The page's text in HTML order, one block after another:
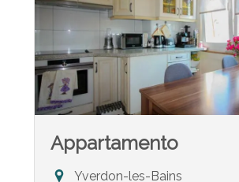
Appartamento
Yverdon-les-Bains